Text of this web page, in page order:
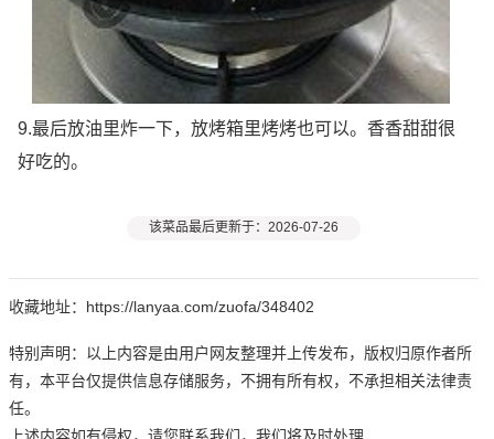
9.最后放油里炸一下，放烤箱里烤烤也可以。香香甜甜很
好吃的。
该菜品最后更新于：2026-07-26
收藏地址：https://lanyaa.com/zuofa/348402
特别声明：以上内容是由用户网友整理并上传发布，版权归原作者所
有，本平台仅提供信息存储服务，不拥有所有权，不承担相关法律责
任。
上述内容如有侵权，请您联系我们，我们将及时处理